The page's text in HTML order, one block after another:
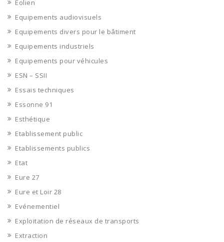
Eolien
Equipements audiovisuels
Equipements divers pour le bâtiment
Equipements industriels
Equipements pour véhicules
ESN – SSII
Essais techniques
Essonne 91
Esthétique
Etablissement public
Etablissements publics
Etat
Eure 27
Eure et Loir 28
Evénementiel
Exploitation de réseaux de transports
Extraction